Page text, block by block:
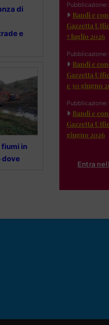
di
e
fiumi in
dove
Bandi e
Gazzetta
7 luglio 2026
Pubblicazione:
Bandi e
Gazzetta
e 30 giugno
Pubblicazione:
Bandi e
Gazzetta
giugno 2026
Entra